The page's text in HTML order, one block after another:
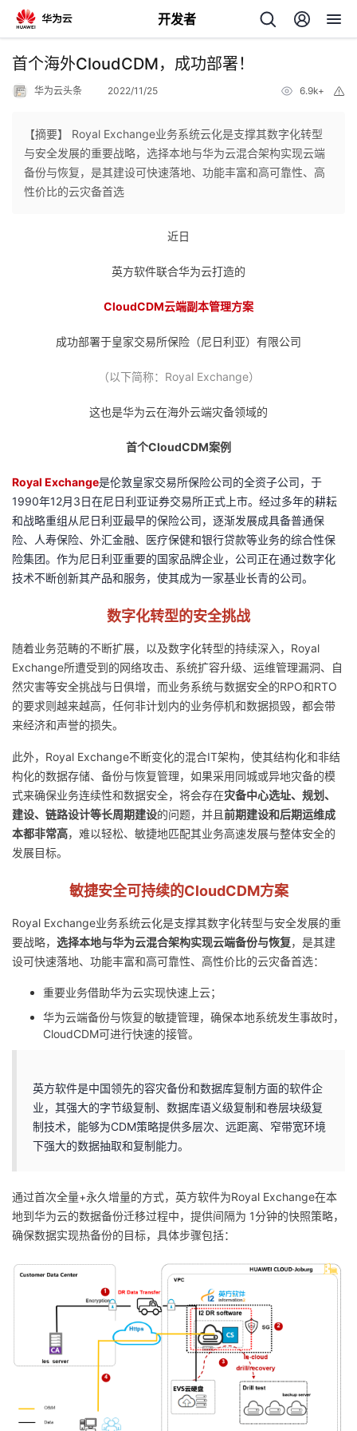
开发者
返
个
博
客
的
论
坛
我
的
圈
我
的
播
我
活
动
的
关
注
我
的
开
发
者
学
我
的
我
证
实
验
的
收
我
的
Programs
我
的
支
持
的
技
持
我
的
建
议
首个海外CloudCDM，成功部署！
华为云头条 2022/11/25 6.9k+
【摘要】 Royal Exchange业务系统云化是支撑其数字化转型
与安全发展的重要战略，选择本地与华为云混合架构实现云端
备份与恢复，是其建设可快速落地、功能丰富和高可靠性、高
性价比的云灾备首选
近日
英方软件联合华为云打造的
CloudCDM云端副本管理方案
成功部署于皇家交易所保险（尼日利亚）有限公司
（以下简称：Royal Exchange）
这也是华为云在海外云端灾备领域的
首个CloudCDM案例
Royal Exchange是伦敦皇家交易所保险公司的全资子公司，于
1990年12月3日在尼日利亚证券交易所正式上市。经过多年的耕耘
和战略重组从尼日利亚最早的保险公司，逐渐发展成具备普通保
险、人寿保险、外汇金融、医疗保健和银行贷款等业务的综合性保
险集团。作为尼日利亚重要的国家品牌企业，公司正在通过数字化
技术不断创新其产品和服务，使其成为一家基业长青的公司。
数字化转型的安全挑战
随着业务范畴的不断扩展，以及数字化转型的持续深入，Royal
Exchange所遭受到的网络攻击、系统扩容升级、运维管理漏洞、自
然灾害等安全挑战与日俱增，而业务系统与数据安全的RPO和RTO
的要求则越来越高，任何非计划内的业务停机和数据损毁，都会带
来经济和声誉的损失。
此外，Royal Exchange不断变化的混合IT架构，使其结构化和非结
构化的数据存储、备份与恢复管理，如果采用同城或异地灾备的模
式来确保业务连续性和数据安全，将会存在灾备中心选址、规划、
建设、链路设计等长周期建设的问题，并且前期建设和后期运维成
本都非常高，难以轻松、敏捷地匹配其业务高速发展与整体安全的
发展目标。
敏捷安全可持续的CloudCDM方案
Royal Exchange业务系统云化是支撑其数字化转型与安全发展的重
要战略， 选择本地与华为云混合架构实现云端备份与恢复，是其建
设可快速落地、功能丰富和高可靠性、高性价比的云灾备首选：
重要业务借助华为云实现快速上云；
华为云端备份与恢复的敏捷管理，确保本地系统发生事故时，
CloudCDM可进行快速的接管。
英方软件是中国领先的容灾备份和数据库复制方面的软件企
业，其强大的字节级复制、数据库语义级复制和卷层块级复
制技术，能够为CDM策略提供多层次、远距离、窄带宽环境
下强大的数据抽取和复制能力。
通过首次全量+永久增量的方式，英方软件为Royal Exchange在本
地到华为云的数据备份迁移过程中，提供间隔为 1分钟的快照策略，
确保数据实现热备份的目标，具体步骤包括：